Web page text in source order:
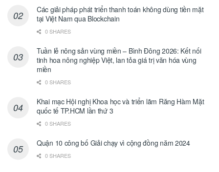
Các giải pháp phát triển thanh toán không dùng tiền mặt
tại Việt Nam qua Blockchain
0 SHARES
Tuần lễ nông sản vùng miền – Bình Đông 2026: Kết nối
tinh hoa nông nghiệp Việt, lan tỏa giá trị văn hóa vùng
miền
0 SHARES
Khai mạc Hội nghị Khoa học và triển lãm Răng Hàm Mặt
quốc tế TP.HCM lần thứ 3
0 SHARES
Quận 10 công bố Giải chạy vì cộng đồng năm 2024
0 SHARES